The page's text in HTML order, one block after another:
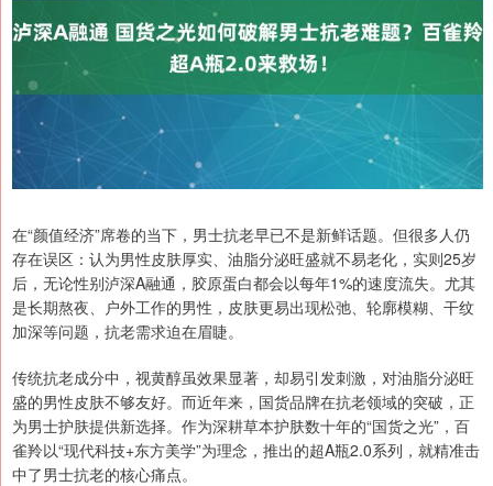
在“颜值经济”席卷的当下，男士抗老早已不是新鲜话题。但很多人仍
存在误区：认为男性皮肤厚实、油脂分泌旺盛就不易老化，实则25岁
后，无论性别泸深A融通，胶原蛋白都会以每年1%的速度流失。尤其
是长期熬夜、户外工作的男性，皮肤更易出现松弛、轮廓模糊、干纹
加深等问题，抗老需求迫在眉睫。
传统抗老成分中，视黄醇虽效果显著，却易引发刺激，对油脂分泌旺
盛的男性皮肤不够友好。而近年来，国货品牌在抗老领域的突破，正
为男士护肤提供新选择。作为深耕草本护肤数十年的“国货之光”，百
雀羚以“现代科技+东方美学”为理念，推出的超A瓶2.0系列，就精准击
中了男士抗老的核心痛点。